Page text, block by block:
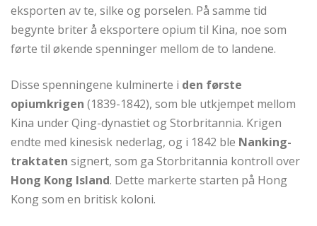
eksporten av te, silke og porselen. På samme tid
begynte briter å eksportere opium til Kina, noe som
førte til økende spenninger mellom de to landene.
Disse spenningene kulminerte i den første
opiumkrigen (1839-1842), som ble utkjempet mellom
Kina under Qing-dynastiet og Storbritannia. Krigen
endte med kinesisk nederlag, og i 1842 ble Nanking-
traktaten signert, som ga Storbritannia kontroll over
Hong Kong Island. Dette markerte starten på Hong
Kong som en britisk koloni.